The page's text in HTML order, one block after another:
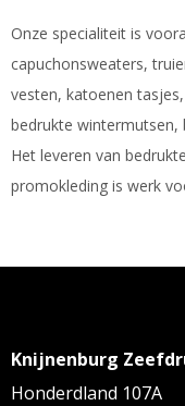
Onze specialiteit is
capuchonsweaters,
vesten, katoenen
bedrukte wintermutsen,
Het leveren van
promokleding is werk
Knijnenburg
Honderdland 107A